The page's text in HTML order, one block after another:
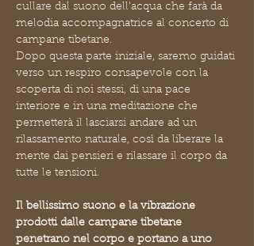
cullare dal suono dell'acqua che farà da
melodia accompagnatrice al concerto di
campane tibetane.
Dopo questa parte iniziale, saremo guidati
verso un respiro consapevole con la
scoperta di noi stessi, di una pace
interiore e in una meditazione che
permetterà il lasciarsi andare ad un
rilassamento naturale, così da liberare la
mente dai pensieri e rilassare il corpo da
tutte le tensioni.
Il bellissimo suono e la vibrazione
prodotti dalle campane tibetane
penetrano nel corpo e portano a uno